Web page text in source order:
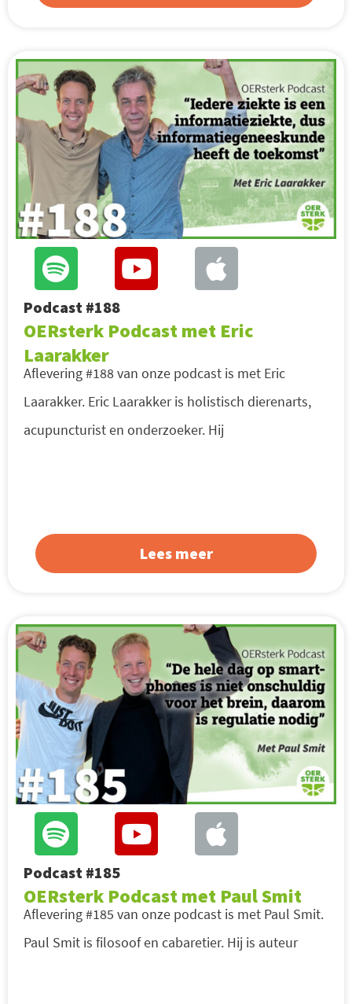
Podcast #188
OERsterk Podcast met Eric
Laarakker
Aflevering #188 van onze podcast is met Eric
Laarakker. Eric Laarakker is holistisch dierenarts,
acupuncturist en onderzoeker. Hij
Lees meer
Podcast #185
OERsterk Podcast met Paul Smit
Aflevering #185 van onze podcast is met Paul Smit.
Paul Smit is filosoof en cabaretier. Hij is auteur